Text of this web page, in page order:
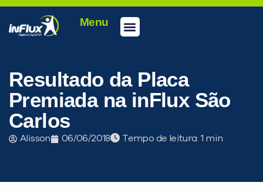
Menu
Resultado da Placa
Premiada na inFlux São
Carlos
Alisson 06/06/2018 Tempo de leitura: